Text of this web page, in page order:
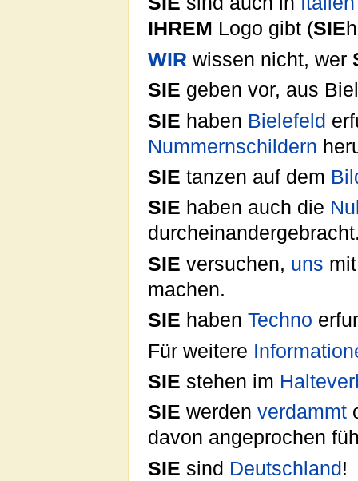
IHREM Logo gibt (SIE
WIR wissen nicht, wer
SIE geben vor, aus
SIE haben Bielefeld
Nummernschildern
SIE tanzen auf dem
SIE haben auch die
SIE versuchen, uns
machen.
SIE haben Techno
Für weitere
SIE stehen im
SIE werden verdammt
davon angeprochen
SIE sind Deutschland!